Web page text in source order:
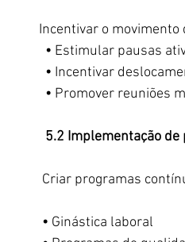
Incentivar o movimento
• Estimular pausas
• Incentivar
• Promover reuniões
5.2 Implementação
Criar programas
• Ginástica laboral